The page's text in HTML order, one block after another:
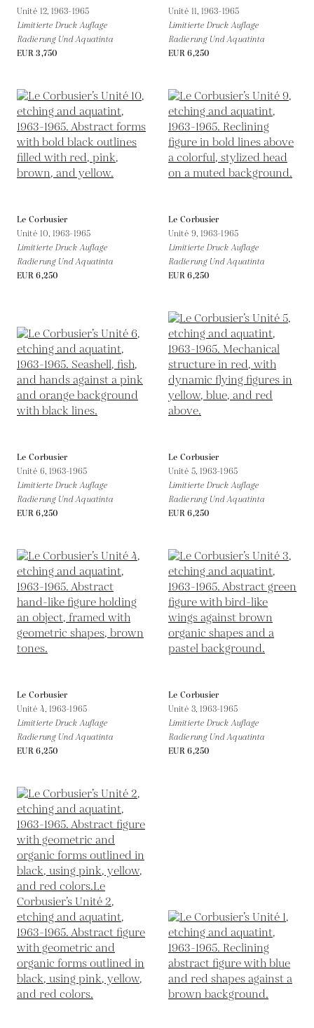
Unité 12, 1963-1965
Limitierte Druck Auflage
Radierung Und Aquatinta
EUR 3,750
Unité 11, 1963-1965
Limitierte Druck Auflage
Radierung Und Aquatinta
EUR 6,250
Le Corbusier
Unité 10, 1963-1965
Limitierte Druck Auflage
Radierung Und Aquatinta
EUR 6,250
Le Corbusier
Unité 9, 1963-1965
Limitierte Druck Auflage
Radierung Und Aquatinta
EUR 6,250
Le Corbusier
Unité 6, 1963-1965
Limitierte Druck Auflage
Radierung Und Aquatinta
EUR 6,250
Le Corbusier
Unité 5, 1963-1965
Limitierte Druck Auflage
Radierung Und Aquatinta
EUR 6,250
Le Corbusier
Unité 4, 1963-1965
Limitierte Druck Auflage
Radierung Und Aquatinta
EUR 6,250
Le Corbusier
Unité 3, 1963-1965
Limitierte Druck Auflage
Radierung Und Aquatinta
EUR 6,250